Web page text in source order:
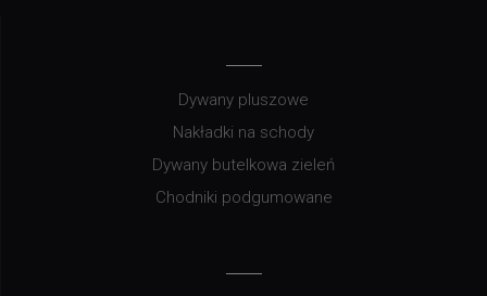
Dywany pluszowe
Nakładki na schody
Dywany butelkowa zieleń
Chodniki podgumowane